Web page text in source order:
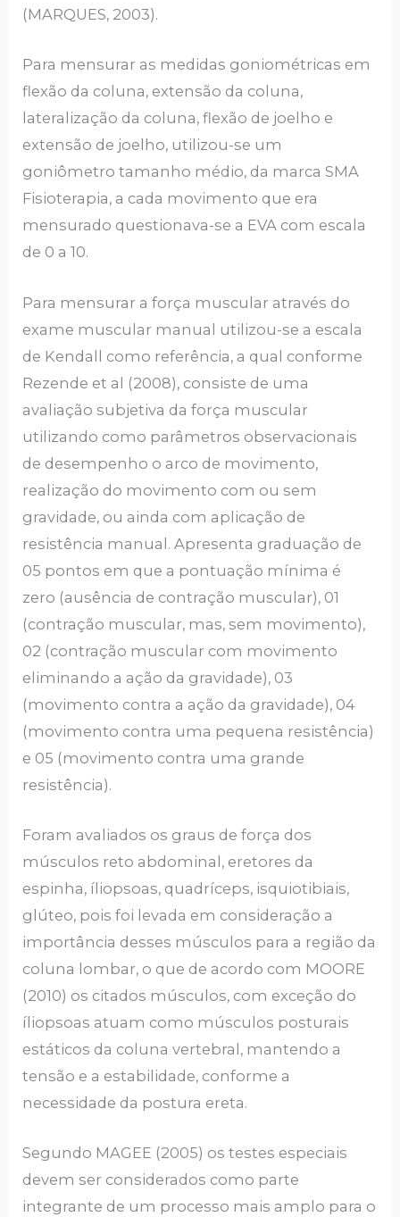
(MARQUES, 2003).
Para mensurar as medidas goniométricas em
flexão da coluna, extensão da coluna,
lateralização da coluna, flexão de joelho e
extensão de joelho, utilizou-se um
goniômetro tamanho médio, da marca SMA
Fisioterapia, a cada movimento que era
mensurado questionava-se a EVA com escala
de 0 a 10.
Para mensurar a força muscular através do
exame muscular manual utilizou-se a escala
de Kendall como referência, a qual conforme
Rezende et al (2008), consiste de uma
avaliação subjetiva da força muscular
utilizando como parâmetros observacionais
de desempenho o arco de movimento,
realização do movimento com ou sem
gravidade, ou ainda com aplicação de
resistência manual. Apresenta graduação de
05 pontos em que a pontuação mínima é
zero (ausência de contração muscular), 01
(contração muscular, mas, sem movimento),
02 (contração muscular com movimento
eliminando a ação da gravidade), 03
(movimento contra a ação da gravidade), 04
(movimento contra uma pequena resistência)
e 05 (movimento contra uma grande
resistência).
Foram avaliados os graus de força dos
músculos reto abdominal, eretores da
espinha, íliopsoas, quadríceps, isquiotibiais,
glúteo, pois foi levada em consideração a
importância desses músculos para a região da
coluna lombar, o que de acordo com MOORE
(2010) os citados músculos, com exceção do
íliopsoas atuam como músculos posturais
estáticos da coluna vertebral, mantendo a
tensão e a estabilidade, conforme a
necessidade da postura ereta.
Segundo MAGEE (2005) os testes especiais
devem ser considerados como parte
integrante de um processo mais amplo para o